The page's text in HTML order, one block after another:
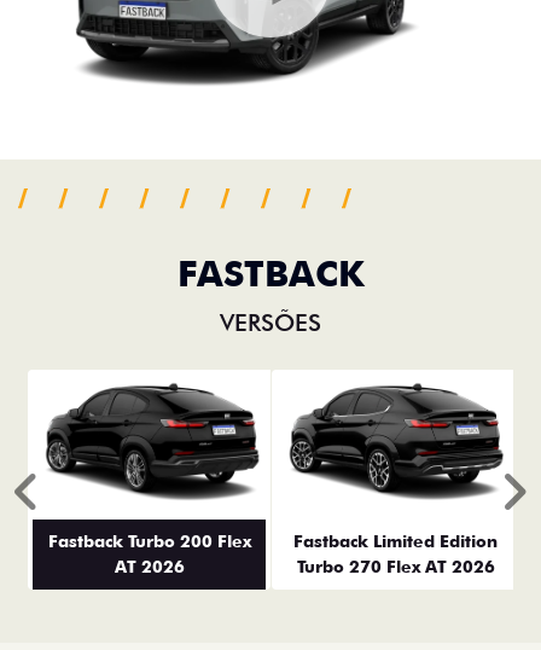
FASTBACK
VERSÕES
Fastback Turbo 200 Flex
AT 2026
Fastback Limited Edition
Turbo 270 Flex AT 2026
Anterior